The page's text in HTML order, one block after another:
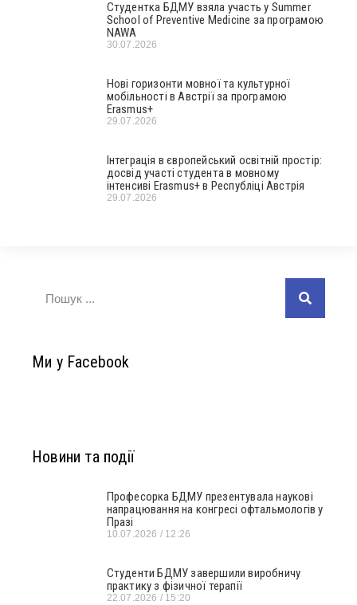
Студентка БДМУ взяла участь у Summer
School of Preventive Medicine за програмою
NAWA
30.07.2026
Нові горизонти мовної та культурної
мобільності в Австрії за програмою
Erasmus+
29.07.2026
Інтеграція в європейський освітній простір:
досвід участі студента в мовному
інтенсиві Erasmus+ в Республіці Австрія
29.07.2026
Ми у Facebook
Новини та події
Професорка БДМУ презентувала наукові
напрацювання на конгресі офтальмологів у
Празі
10.07.2026 12:26
Студенти БДМУ завершили виробничу
практику з фізичної терапії
22.07.2026 15:20